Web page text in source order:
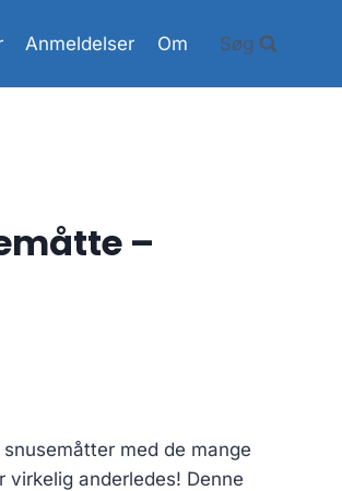
Anmeldelser Om Søg
–
med de mange
virkelig anderledes! Denne